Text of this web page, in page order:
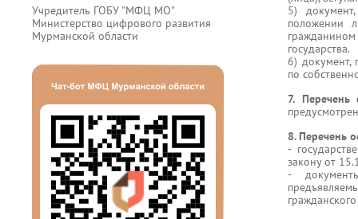
Учредитель ГОБУ "МФЦ МО"
Министерство цифрового развития
Мурманской области
5)
положении
государства.
6) документ,
по
7. Перечень
предусмотрен
8. Перечень
-
закону от
-